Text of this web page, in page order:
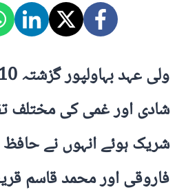
شادی اور غمی کی مختلف
شریک ہوئے انہوں نے
فاروقی اور محمد قاسم